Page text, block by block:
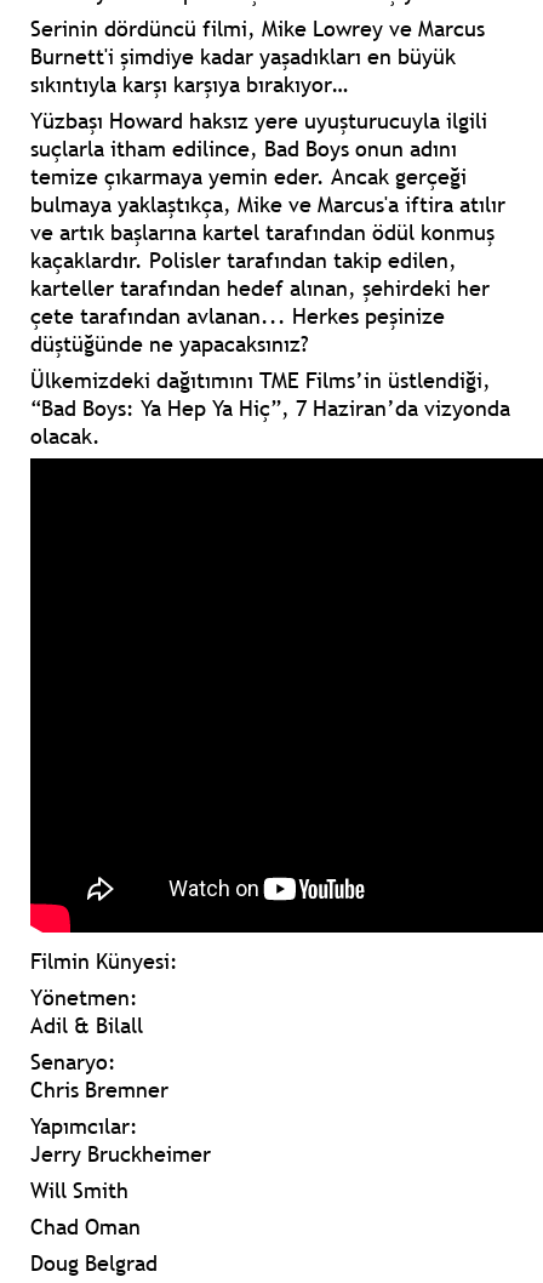
Serinin dördüncü filmi, Mike Lowrey ve Marcus
Burnett'i şimdiye kadar yaşadıkları en büyük
sıkıntıyla karşı karşıya bırakıyor…
Yüzbaşı Howard haksız yere uyuşturucuyla ilgili
suçlarla itham edilince, Bad Boys onun adını
temize çıkarmaya yemin eder. Ancak gerçeği
bulmaya yaklaştıkça, Mike ve Marcus'a iftira atılır
ve artık başlarına kartel tarafından ödül konmuş
kaçaklardır. Polisler tarafından takip edilen,
karteller tarafından hedef alınan, şehirdeki her
çete tarafından avlanan... Herkes peşinize
düştüğünde ne yapacaksınız?
Ülkemizdeki dağıtımını TME Films’in üstlendiği,
“Bad Boys: Ya Hep Ya Hiç”, 7 Haziran’da vizyonda
olacak.
Filmin Künyesi:
Yönetmen:
Adil & Bilall
Senaryo:
Chris Bremner
Yapımcılar:
Jerry Bruckheimer
Will Smith
Chad Oman
Doug Belgrad